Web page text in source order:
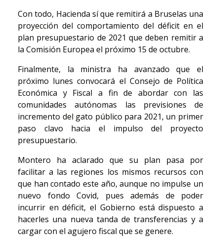
Con todo, Hacienda sí que remitirá a Bruselas una
proyección del comportamiento del déficit en el
plan presupuestario de 2021 que deben remitir a
la Comisión Europea el próximo 15 de octubre.
Finalmente, la ministra ha avanzado que el
próximo lunes convocará el Consejo de Política
Económica y Fiscal a fin de abordar con las
comunidades autónomas las previsiones de
incremento del gato público para 2021, un primer
paso clavo hacia el impulso del proyecto
presupuestario.
Montero ha aclarado que su plan pasa por
facilitar a las regiones los mismos recursos con
que han contado este año, aunque no impulse un
nuevo fondo Covid, pues además de poder
incurrir en déficit, el Gobierno está dispuesto a
hacerles una nueva tanda de transferencias y a
cargar con el agujero fiscal que se genere.